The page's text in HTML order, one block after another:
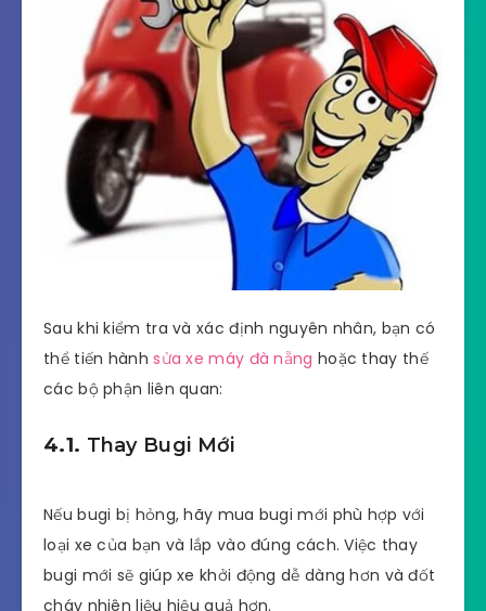
Sau khi kiểm tra và xác định nguyên nhân, bạn có
thể tiến hànhsửa xe máy đà nẵng hoặc thay thế
các bộ phận liên quan:
4.1. Thay Bugi Mới
Nếu bugi bị hỏng, hãy mua bugi mới phù hợp với
loại xe của bạn và lắp vào đúng cách. Việc thay
bugi mới sẽ giúp xe khởi động dễ dàng hơn và đốt
cháy nhiên liệu hiệu quả hơn.